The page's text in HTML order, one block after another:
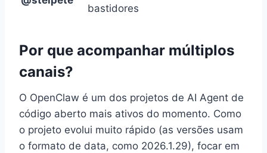
bastidores
Por que acompanhar múltiplos
canais?
O OpenClaw é um dos projetos de AI Agent de
código aberto mais ativos do momento. Como
o projeto evolui muito rápido (as versões usam
o formato de data, como 2026.1.29), focar em